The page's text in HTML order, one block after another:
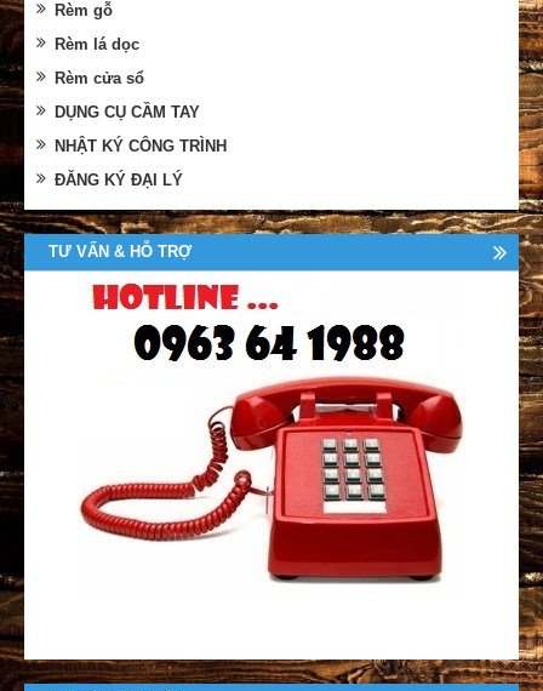
Rèm gỗ
Rèm lá dọc
Rèm cửa sổ
DỤNG CỤ CẦM TAY
NHẬT KÝ CÔNG TRÌNH
ĐĂNG KÝ ĐẠI LÝ
TƯ VẤN & HỖ TRỢ